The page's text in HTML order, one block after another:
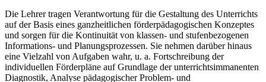
Die Lehrer tragen Verantwortung für die Gestaltung des Unterrichts
auf der Basis eines ganzheitlichen förderpädagogischen Konzeptes
und sorgen für die Kontinuität von klassen- und stufenbezogenen
Informations- und Planungsprozessen. Sie nehmen darüber hinaus
eine Vielzahl von Aufgaben wahr, u. a. Fortschreibung der
individuellen Förderpläne auf Grundlage der unterrichtsimmanenten
Diagnostik, Analyse pädagogischer Problem- und